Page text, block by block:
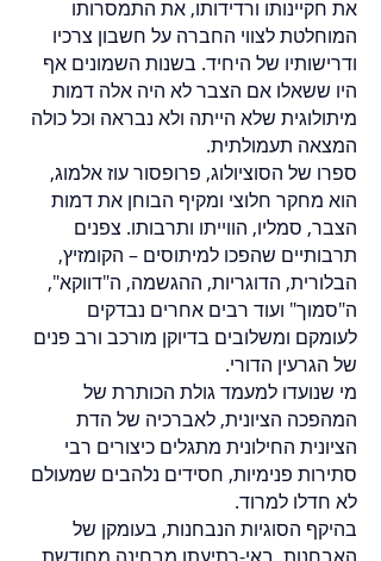
את חקיינותו ורדידותו, את התמסרותו
המוחלטת לצווי החברה על חשבון צרכיו
ודרישותיו של היחיד. בשנות השמונים אף
היו ששאלו אם הצבר לא היה אלה דמות
מיתולוגית שלא הייתה ולא נבראה וכל כולה
המצאה תעמולתית.
ספרו של הסוציולוג, פרופסור עוז אלמוג,
הוא מחקר חלוצי ומקיף הבוחן את דמות
הצבר, סמליו, הווייתו ותרבותו. צפנים
תרבותיים שהפכו למיתוסים – הקומזיץ,
הבלורית, הדוגריות, ההגשמה, ה"דווקא",
ה"סמוך" ועוד רבים אחרים נבדקים
לעומקם ומשלובים בדיוקן מורכב ורב פנים
של הגרעין הדורי.
מי שנועדו למעמד גולת הכותרת של
המהפכה הציונית, לאברכיה של הדת
הציונית החילונית מתגלים כיצורים רבי
סתירות פנימיות, חסידים נלהבים שמעולם
לא חדלו למרוד.
בהיקף הסוגיות הנבחנות, בעומקן של